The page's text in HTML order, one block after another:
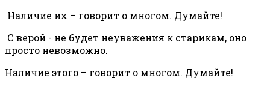
Наличие их – говорит о многом. Думайте!
С верой - не будет неуважения к старикам, оно
просто невозможно.
Наличие этого – говорит о многом. Думайте!